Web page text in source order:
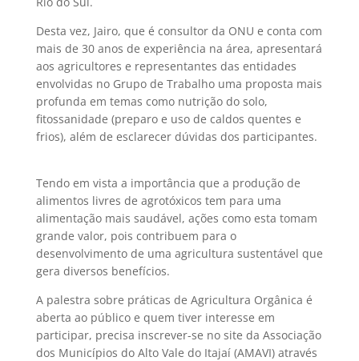
Desta vez, Jairo, que é consultor da ONU e conta com
mais de 30 anos de experiência na área, apresentará
aos agricultores e representantes das entidades
envolvidas no Grupo de Trabalho uma proposta mais
profunda em temas como nutrição do solo,
fitossanidade (preparo e uso de caldos quentes e
frios), além de esclarecer dúvidas dos participantes.
Tendo em vista a importância que a produção de
alimentos livres de agrotóxicos tem para uma
alimentação mais saudável, ações como esta tomam
grande valor, pois contribuem para o
desenvolvimento de uma agricultura sustentável que
gera diversos benefícios.
A palestra sobre práticas de Agricultura Orgânica é
aberta ao público e quem tiver interesse em
participar, precisa inscrever-se no site da Associação
dos Municípios do Alto Vale do Itajaí (AMAVI) através